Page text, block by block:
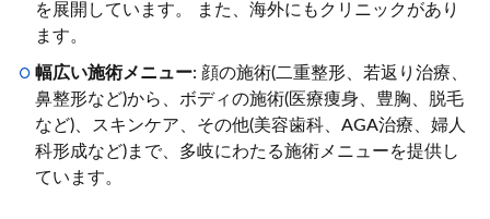
を展開しています。 また、海外にもクリニックがあり
ます。
幅広い施術メニュー: 顔の施術(二重整形、若返り治療、
鼻整形など)から、ボディの施術(医療痩身、豊胸、脱毛
など)、スキンケア、その他(美容歯科、AGA治療、婦人
科形成など)まで、多岐にわたる施術メニューを提供し
ています。